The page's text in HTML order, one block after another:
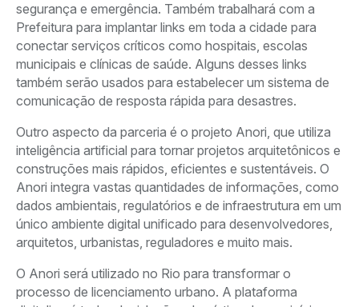
segurança e emergência. Também trabalhará com a
Prefeitura para implantar links em toda a cidade para
conectar serviços críticos como hospitais, escolas
municipais e clínicas de saúde. Alguns desses links
também serão usados para estabelecer um sistema de
comunicação de resposta rápida para desastres.
Outro aspecto da parceria é o projeto Anori, que utiliza
inteligência artificial para tornar projetos arquitetônicos e
construções mais rápidos, eficientes e sustentáveis. O
Anori integra vastas quantidades de informações, como
dados ambientais, regulatórios e de infraestrutura em um
único ambiente digital unificado para desenvolvedores,
arquitetos, urbanistas, reguladores e muito mais.
O Anori será utilizado no Rio para transformar o
processo de licenciamento urbano. A plataforma